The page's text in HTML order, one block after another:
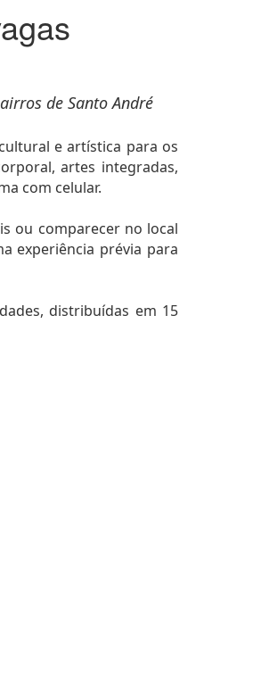
de Santo André
e artística para os
artes integradas,
com celular.
ou comparecer no local
experiência prévia para
distribuídas em 15